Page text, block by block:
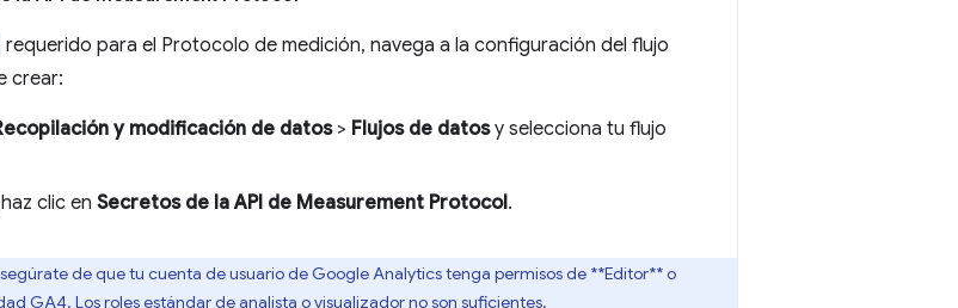
requerido para el Protocolo de medición, navega a la configuración del flujo
crear:
y modificación de datos> Flujos de datosy selecciona tu flujo
clic en Secretos de la API de Measurement Protocol.
de que tu cuenta de usuario de Google Analytics tenga permisos de **Editor** o
GA4. Los roles estándar de analista o visualizador no son suficientes.